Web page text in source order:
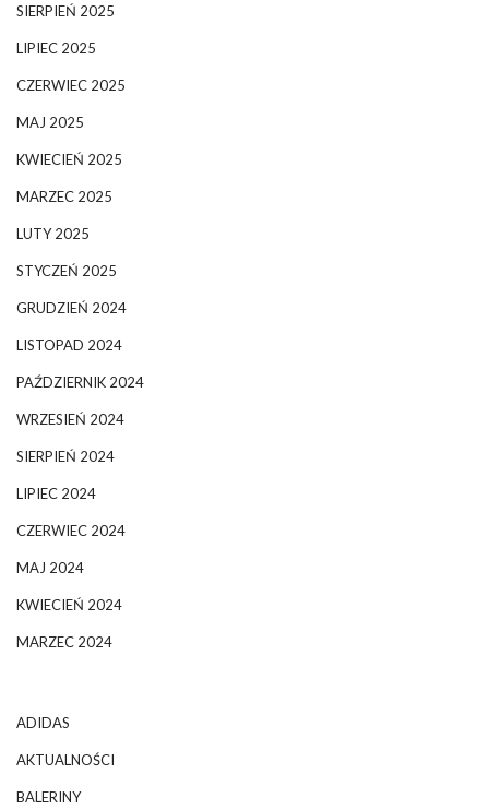
SIERPIEŃ 2025
LIPIEC 2025
CZERWIEC 2025
MAJ 2025
KWIECIEŃ 2025
MARZEC 2025
LUTY 2025
STYCZEŃ 2025
GRUDZIEŃ 2024
LISTOPAD 2024
PAŹDZIERNIK 2024
WRZESIEŃ 2024
SIERPIEŃ 2024
LIPIEC 2024
CZERWIEC 2024
MAJ 2024
KWIECIEŃ 2024
MARZEC 2024
ADIDAS
AKTUALNOŚCI
BALERINY